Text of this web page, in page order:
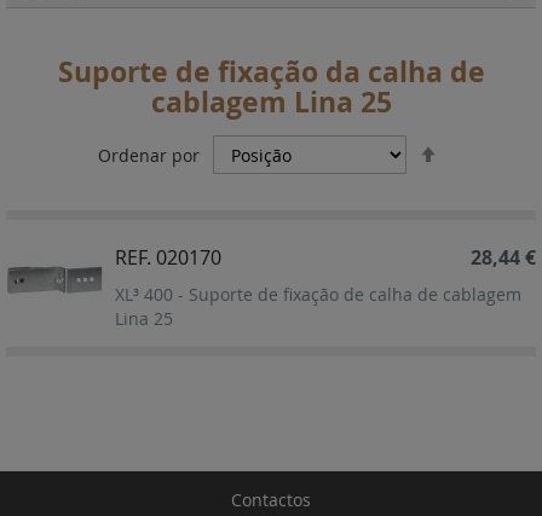
Suporte de fixação da calha de
cablagem Lina 25
Ordenar por
REF. 020170
XL³ 400 - Suporte de fixação de calha de cablagem
Lina 25
28,44 €
Contactos